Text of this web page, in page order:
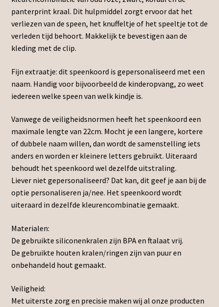
panterprint kraal. Dit hulpmiddel zorgt ervoor dat het
verliezen van de speen, het knuffeltje of het speeltje tot de
verleden tijd behoort. Makkelijk te bevestigen aan de
kleding met de clip.
Fijn extraatje: dit speenkoord is gepersonaliseerd met een
naam. Handig voor bijvoorbeeld de kinderopvang, zo weet
iedereen welke speen van welk kindje is.
Vanwege de veiligheidsnormen heeft het speenkoord een
maximale lengte van 22cm. Mocht je een langere, kortere
of dubbele naam willen, dan wordt de samenstelling iets
anders en worden er kleinere letters gebruikt. Uiteraard
behoudt het speenkoord wel dezelfde uitstraling.
Liever niet gepersonaliseerd? Dat kan, dit geef je aan bij de
optie personaliseren ja/nee. Het speenkoord wordt
uiteraard in dezelfde kleurencombinatie gemaakt.
Materialen:
De gebruikte siliconenkralen zijn BPA en ftalaat vrij.
De gebruikte houten kralen/ringen zijn van puur en
onbehandeld hout gemaakt.
Veiligheid:
Met uiterste zorg en precisie maken wij al onze producten